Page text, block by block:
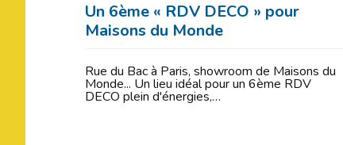
Un 6ème « RDV DECO » pour
Maisons du Monde
Rue du Bac à Paris, showroom de Maisons du
Monde... Un lieu idéal pour un 6ème RDV
DECO plein d'énergies,…